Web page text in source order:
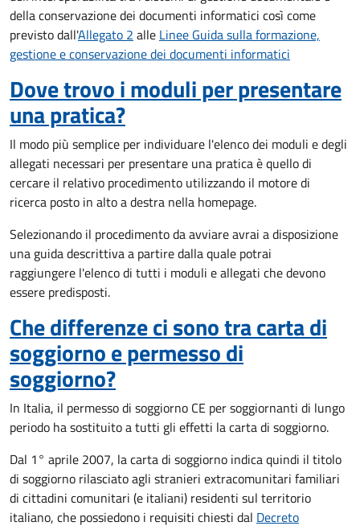
della conservazione dei documenti informatici così come
previsto dall'Allegato 2 alle Linee Guida sulla formazione,
gestione e conservazione dei documenti informatici
Dove trovo i moduli per presentare
una pratica?
Il modo più semplice per individuare l'elenco dei moduli e degli
allegati necessari per presentare una pratica è quello di
cercare il relativo procedimento utilizzando il motore di
ricerca posto in alto a destra nella homepage.
Selezionando il procedimento da avviare avrai a disposizione
una guida descrittiva a partire dalla quale potrai
raggiungere l'elenco di tutti i moduli e allegati che devono
essere predisposti.
Che differenze ci sono tra carta di
soggiorno e permesso di
soggiorno?
In Italia, il permesso di soggiorno CE per soggiornanti di lungo
periodo ha sostituito a tutti gli effetti la carta di soggiorno.
Dal 1° aprile 2007, la carta di soggiorno indica quindi il titolo
di soggiorno rilasciato agli stranieri extracomunitari familiari
di cittadini comunitari (e italiani) residenti sul territorio
italiano, che possiedono i requisiti chiesti dal Decreto